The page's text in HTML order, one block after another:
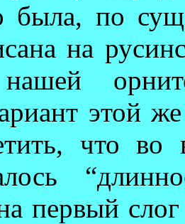
была, по
на
этой
что во
первый